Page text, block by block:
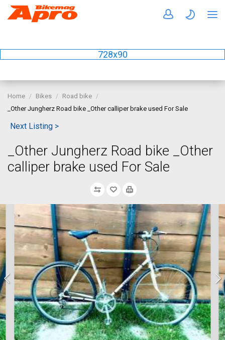
728x90
Home Bikes
Road bike
_Other Jungherz Road bike _Other calliper brake used For Sale
Next Listing >
_Other Jungherz Road bike _Other
calliper brake used For Sale